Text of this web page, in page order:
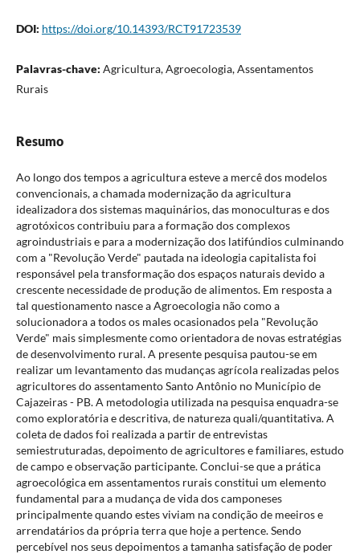
DOI: https://doi.org/10.14393/RCT91723539
Palavras-chave: Agricultura, Agroecologia, Assentamentos
Rurais
Resumo
Ao longo dos tempos a agricultura esteve a mercê dos modelos
convencionais, a chamada modernização da agricultura
idealizadora dos sistemas maquinários, das monoculturas e dos
agrotóxicos contribuiu para a formação dos complexos
agroindustriais e para a modernização dos latifúndios culminando
com a "Revolução Verde" pautada na ideologia capitalista foi
responsável pela transformação dos espaços naturais devido a
crescente necessidade de produção de alimentos. Em resposta a
tal questionamento nasce a Agroecologia não como a
solucionadora a todos os males ocasionados pela "Revolução
Verde" mais simplesmente como orientadora de novas estratégias
de desenvolvimento rural. A presente pesquisa pautou-se em
realizar um levantamento das mudanças agrícola realizadas pelos
agricultores do assentamento Santo Antônio no Município de
Cajazeiras - PB. A metodologia utilizada na pesquisa enquadra-se
como exploratória e descritiva, de natureza quali/quantitativa. A
coleta de dados foi realizada a partir de entrevistas
semiestruturadas, depoimento de agricultores e familiares, estudo
de campo e observação participante. Conclui-se que a prática
agroecológica em assentamentos rurais constitui um elemento
fundamental para a mudança de vida dos camponeses
principalmente quando estes viviam na condição de meeiros e
arrendatários da própria terra que hoje a pertence. Sendo
percebível nos seus depoimentos a tamanha satisfação de poder